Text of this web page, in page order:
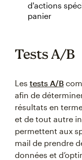
d'actions
panier
Tests A/B
Les tests A/B
afin de
résultats en
et de tout autre
permettent aux
mail de prendre
données et